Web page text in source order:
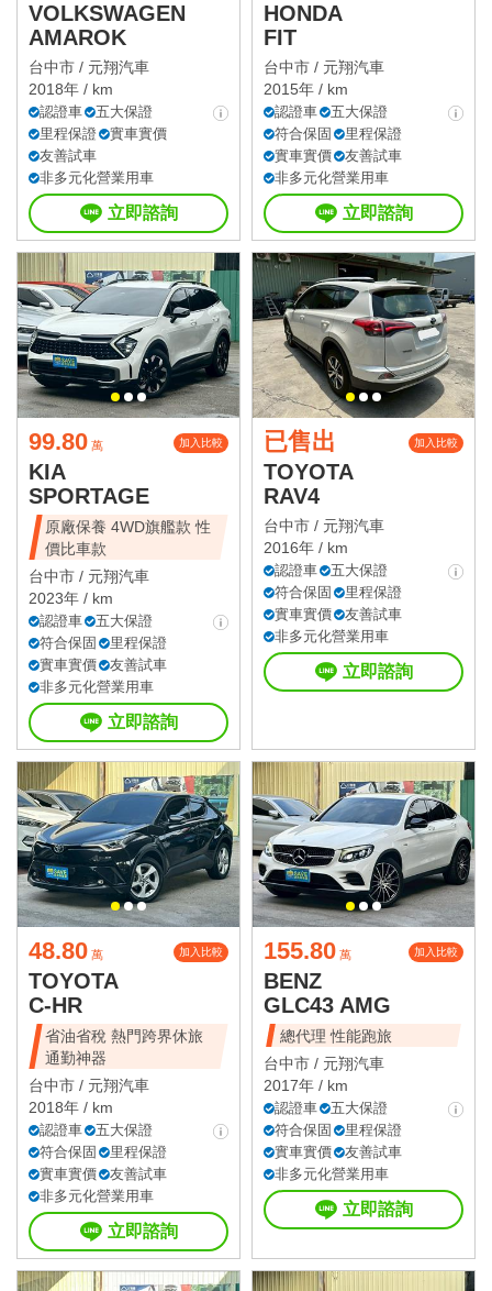
VOLKSWAGEN
AMAROK
台中市 / 元翔汽車
2018年 / km
認證車
五大保證
里程保證
實車實價
友善試車
非多元化營業用車
立即諮詢
HONDA
FIT
台中市 / 元翔汽車
2015年 / km
認證車
五大保證
符合保固
里程保證
實車實價
友善試車
非多元化營業用車
立即諮詢
99.80 萬 加入比較
KIA
SPORTAGE
原廠保養 4WD旗艦款 性
價比車款
台中市 / 元翔汽車
2023年 / km
認證車
五大保證
符合保固
里程保證
實車實價
友善試車
非多元化營業用車
立即諮詢
已售出 加入比較
TOYOTA
RAV4
台中市 / 元翔汽車
2016年 / km
認證車
五大保證
符合保固
里程保證
實車實價
友善試車
非多元化營業用車
立即諮詢
48.80 萬 加入比較
TOYOTA
C-HR
省油省稅 熱門跨界休旅
通勤神器
台中市 / 元翔汽車
2018年 / km
認證車
五大保證
符合保固
里程保證
實車實價
友善試車
非多元化營業用車
立即諮詢
155.80 萬 加入比較
BENZ
GLC43 AMG
總代理 性能跑旅
台中市 / 元翔汽車
2017年 / km
認證車
五大保證
符合保固
里程保證
實車實價
友善試車
非多元化營業用車
立即諮詢